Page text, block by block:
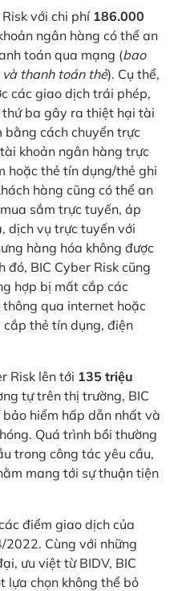
với chi phí 186.000
ngân hàng có thể an
toán qua mạng (bao
thanh toán thẻ). Cụ thể,
các giao dịch trái phép,
ba gây ra thiệt hại tài
bằng cách chuyển trực
khoản ngân hàng trực
hoặc thẻ tín dụng/thẻ ghi
hàng cũng có thể an
sắm trực tuyến, áp
dịch vụ trực tuyến với
hàng hóa không được
đó, BIC Cyber Risk cũng
hợp bị mất cắp các
qua internet hoặc
thẻ tín dụng, điện
Risk lên tới 135 triệu
tự trên thị trường, BIC
hiểm hấp dẫn nhất và
Quá trình bồi thường
trong công tác yêu cầu,
mang tới sự thuận tiện
điểm giao dịch của
Cùng với những
ưu việt từ BIDV, BIC
lựa chọn không thể bỏ